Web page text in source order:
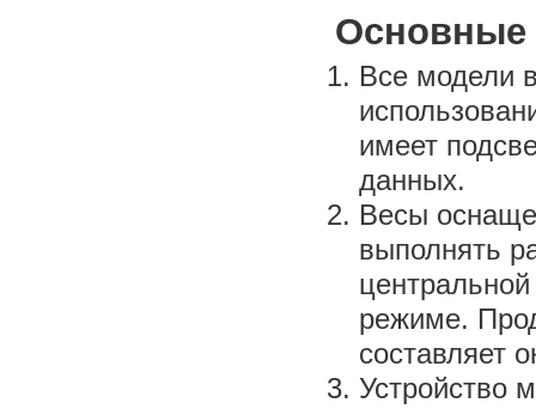
Основные
Все модели
имеет
данных.
Весы
выполнять
режиме.
составляет
Устройство